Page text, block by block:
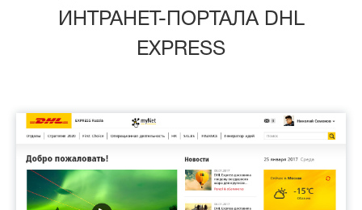
ИНТРАНЕТ-ПОРТАЛА DHL
EXPRESS